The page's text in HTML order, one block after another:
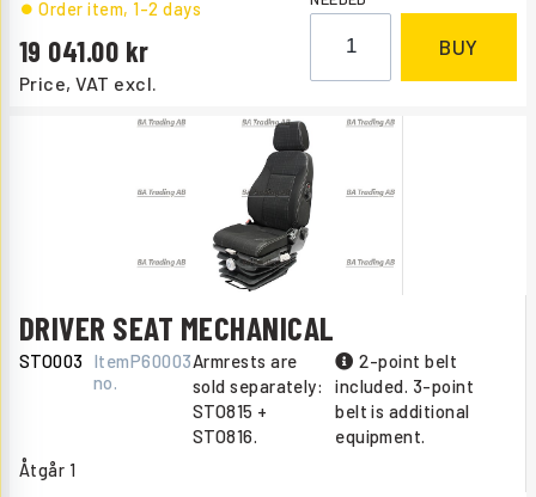
Price, VAT excl.
19 041.00
Order item, 1-2 days
BUY
DRIVER SEAT MECHANICAL
STO003 Item
no.
P60003Armrests are
sold separately:
STO815 +
STO816.
2-point belt
included. 3-point
belt is additional
equipment.
Åtgår 1